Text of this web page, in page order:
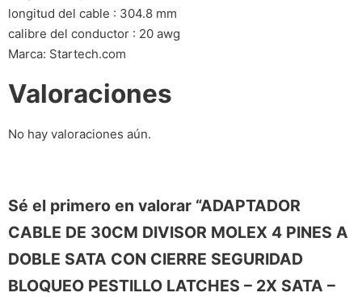
longitud del cable : 304.8 mm
calibre del conductor : 20 awg
Marca: Startech.com
Valoraciones
No hay valoraciones aún.
Sé el primero en valorar “ADAPTADOR
CABLE DE 30CM DIVISOR MOLEX 4 PINES A
DOBLE SATA CON CIERRE SEGURIDAD
BLOQUEO PESTILLO LATCHES – 2X SATA –